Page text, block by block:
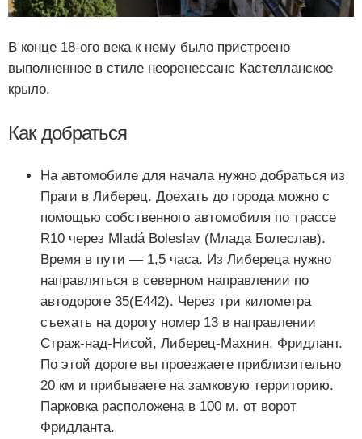
В конце 18-ого века к нему было пристроено
выполненное в стиле неоренессанс Кастелланское
крыло.
Как добраться
На автомобиле для начала нужно добраться из
Праги в Либерец. Доехать до города можно с
помощью собственного автомобиля по трассе
R10 через Mladá Boleslav (Млада Болеслав).
Время в пути — 1,5 часа. Из Либереца нужно
направляться в северном направлении по
автодороге 35(Е442). Через три километра
съехать на дорогу номер 13 в направлении
Страж-над-Нисой, Либерец-Махнин, Фридлант.
По этой дороге вы проезжаете приблизительно
20 км и прибываете на замковую территорию.
Парковка расположена в 100 м. от ворот
Фридланта.